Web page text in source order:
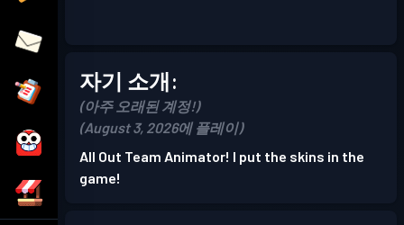
자기 소개:
(아주 오래된 계정!)
(August 3, 2026에 플레이)
All Out Team Animator! I put the skins in the
game!